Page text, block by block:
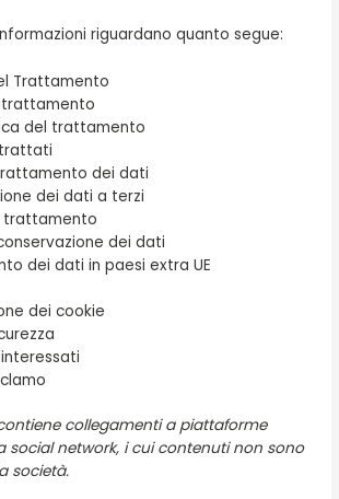
riguardano quanto segue:
Trattamento
trattamento
del trattamento
dei dati
dei dati a terzi
trattamento
dei dati
dei dati in paesi extra UE
dei cookie
collegamenti a piattaforme
social network, i cui contenuti non sono
società.